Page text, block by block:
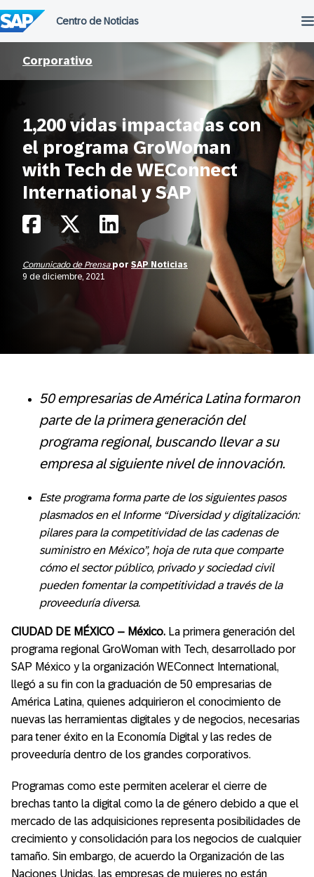
al
contenido
Corporativo
1,200 vidas impactadas con
el programa GroWoman
with Tech de WEConnect
International y SAP
Comunicado de Prensa por SAP Noticias
9 de diciembre, 2021
50 empresarias de América Latina formaron
parte de la primera generación del
programa regional, buscando llevar a su
empresa al siguiente nivel de innovación.
Este programa forma parte de los siguientes pasos
plasmados en el Informe “Diversidad y digitalización:
pilares para la competitividad de las cadenas de
suministro en México”, hoja de ruta que comparte
cómo el sector público, privado y sociedad civil
pueden fomentar la competitividad a través de la
proveeduría diversa.
CIUDAD DE MÉXICO – México. La primera generación del
programa regional GroWoman with Tech, desarrollado por
SAP México y la organización WEConnect International,
llegó a su fin con la graduación de 50 empresarias de
América Latina, quienes adquirieron el conocimiento de
nuevas las herramientas digitales y de negocios, necesarias
para tener éxito en la Economía Digital y las redes de
proveeduría dentro de los grandes corporativos.
Programas como este permiten acelerar el cierre de
brechas tanto la digital como la de género debido a que el
mercado de las adquisiciones representa posibilidades de
crecimiento y consolidación para los negocios de cualquier
tamaño. Sin embargo, de acuerdo la Organización de las
Naciones Unidas, las empresas de mujeres no están